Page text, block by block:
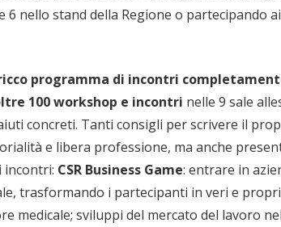
nello stand della Regione o partecipando
programma di incontri
100 workshop e incontri nelle 9 sale
concreti. Tanti consigli per scrivere il
e libera professione, ma anche
incontri: CSR Business Game: entrare in
trasformando i partecipanti in veri e
medicale; sviluppi del mercato del lavoro